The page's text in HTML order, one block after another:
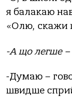
я балакаю
«Олю, скажи
-А що легше –
-Думаю –
швидше